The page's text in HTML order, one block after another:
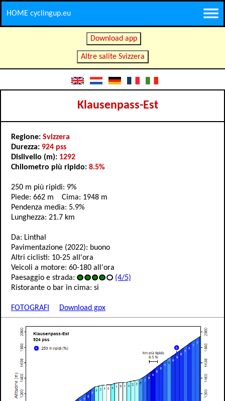
HOME cyclingup.eu
Download app
Altre salite Svizzera
Klausenpass-Est
Regione: Svizzera
Durezza: 924 pss
Dislivello (m): 1292
Chilometro più ripido: 8.5%
250 m più ripidi: 9%
Piede: 662 m Cima: 1948 m
Pendenza media: 5.9%
Lunghezza: 21.7 km
Da: Linthal
Pavimentazione (2022): buono
Altri ciclisti: 10-25 all'ora
Veicoli a motore: 60-180 all'ora
Paesaggio e strada:
(4/5)
Ristorante o bar in cima: si
FOTOGRAFI Download gpx